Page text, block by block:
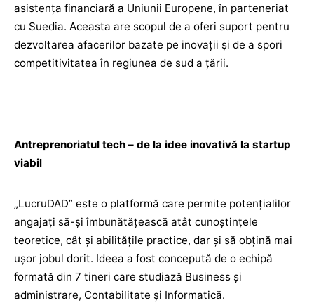
asistența financiară a Uniunii Europene, în parteneriat
cu Suedia. Aceasta are scopul de a oferi suport pentru
dezvoltarea afacerilor bazate pe inovații și de a spori
competitivitatea în regiunea de sud a țării.
Antreprenoriatul tech – de la idee inovativă la startup
viabil
„LucruDAD” este o platformă care permite potențialilor
angajați să-și îmbunătățească atât cunoștințele
teoretice, cât și abilitățile practice, dar și să obțină mai
ușor jobul dorit. Ideea a fost concepută de o echipă
formată din 7 tineri care studiază Business și
administrare, Contabilitate și Informatică.